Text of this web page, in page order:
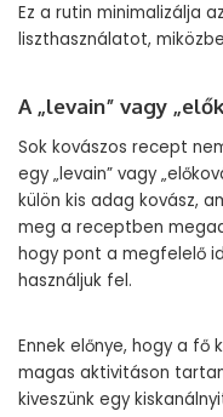
Ez a rutin minimalizálja
liszthasználatot,
A „levain” vagy
Sok kovászos recept
egy „levain” vagy
külön kis adag kovász,
meg a receptben
hogy pont a megfelelő
használjuk fel.
Ennek előnye, hogy a fő
magas aktivitáson
kiveszünk egy